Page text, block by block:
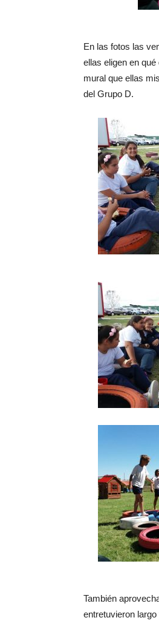
En las fotos las
ellas eligen en
mural que ellas
del Grupo D.
También
entretuvieron